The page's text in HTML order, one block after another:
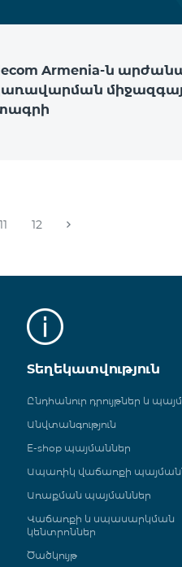
Armenia-ն
11 12
Տեղեկատվություն
Ընդհանուր դրույթներ և
Անվտանգություն
E-shop պայմաններ
Ապառիկ վաճառքի
Առաքման պայմաններ
Վաճառքի և սպասարկման
կենտրոններ
Ծածկույթ